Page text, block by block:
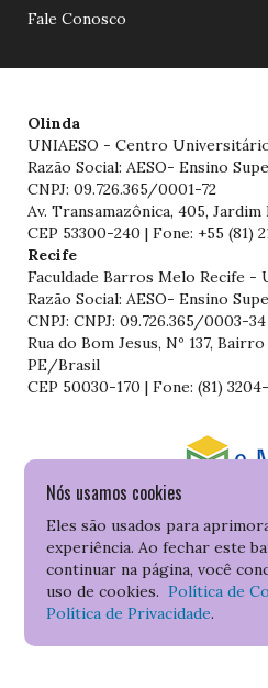
Nós usamos cookies
Eles são usados para
experiência. Ao fechar este
continuar na página, você
uso de cookies.Política de
Política de Privacidade.
Fale Conosco
Olinda
UNIAESO - Centro
Razão Social: AESO- Ensino
CNPJ: 09.726.365/0001-72
Av. Transamazônica, 405,
CEP 53300-240 | Fone: +55 (81)
Recife
Faculdade Barros Melo Recife -
Razão Social: AESO- Ensino
CNPJ: CNPJ: 09.726.365/0003-34
Rua do Bom Jesus, Nº 137,
PE/Brasil
CEP 50030-170 | Fone: (81)
Consulte o cadastro da